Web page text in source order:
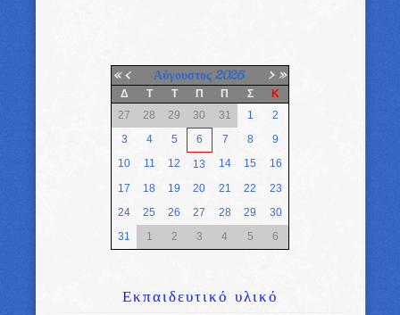
« < Αύγουστος 2026 > »
Δ Τ Τ Π Π Σ
Κ
27
28 29 30 31 1
2
3
4 5 6 7 8
9
10
11 12 13 14 15
16
17
18 19 20 21 22
23
24
25 26 27 28 29
30
31
1 2 3 4 5 6
Εκπαιδευτικό υλικό